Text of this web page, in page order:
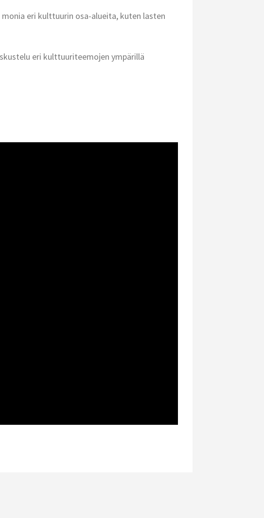
eri kulttuurin osa-alueita, kuten lasten
eri kulttuuriteemojen ympärillä